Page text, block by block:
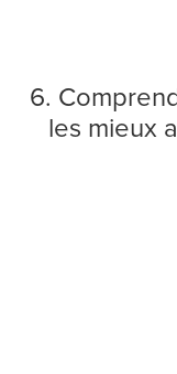
6.
les mieux